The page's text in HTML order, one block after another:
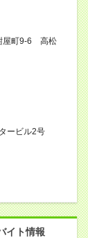
屋町9-6 高松
ービル2号
イト情報